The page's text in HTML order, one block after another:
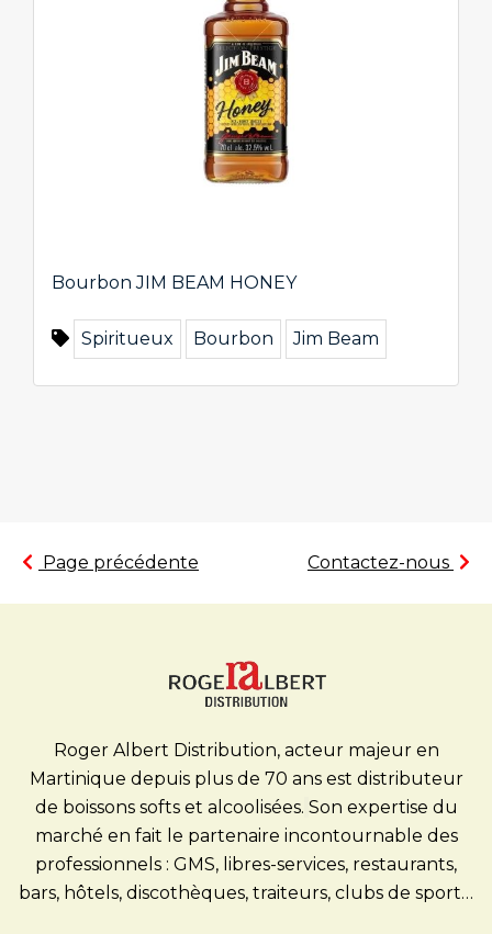
Bourbon JIM BEAM HONEY
Spiritueux Bourbon Jim Beam
Page précédente Contactez-nous
Roger Albert Distribution, acteur majeur en
Martinique depuis plus de 70 ans est distributeur
de boissons softs et alcoolisées. Son expertise du
marché en fait le partenaire incontournable des
professionnels : GMS, libres-services, restaurants,
bars, hôtels, discothèques, traiteurs, clubs de sport…